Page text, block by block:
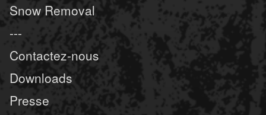
Snow Removal
---
Contactez-nous
Downloads
Presse